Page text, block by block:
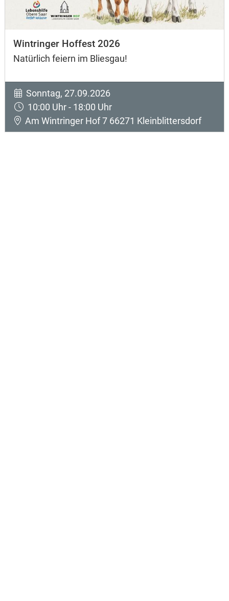
Wintringer Hoffest 2026
Natürlich feiern im Bliesgau!
Sonntag, 27.09.2026
10:00 Uhr - 18:00 Uhr
Am Wintringer Hof 7 66271 Kleinblittersdorf